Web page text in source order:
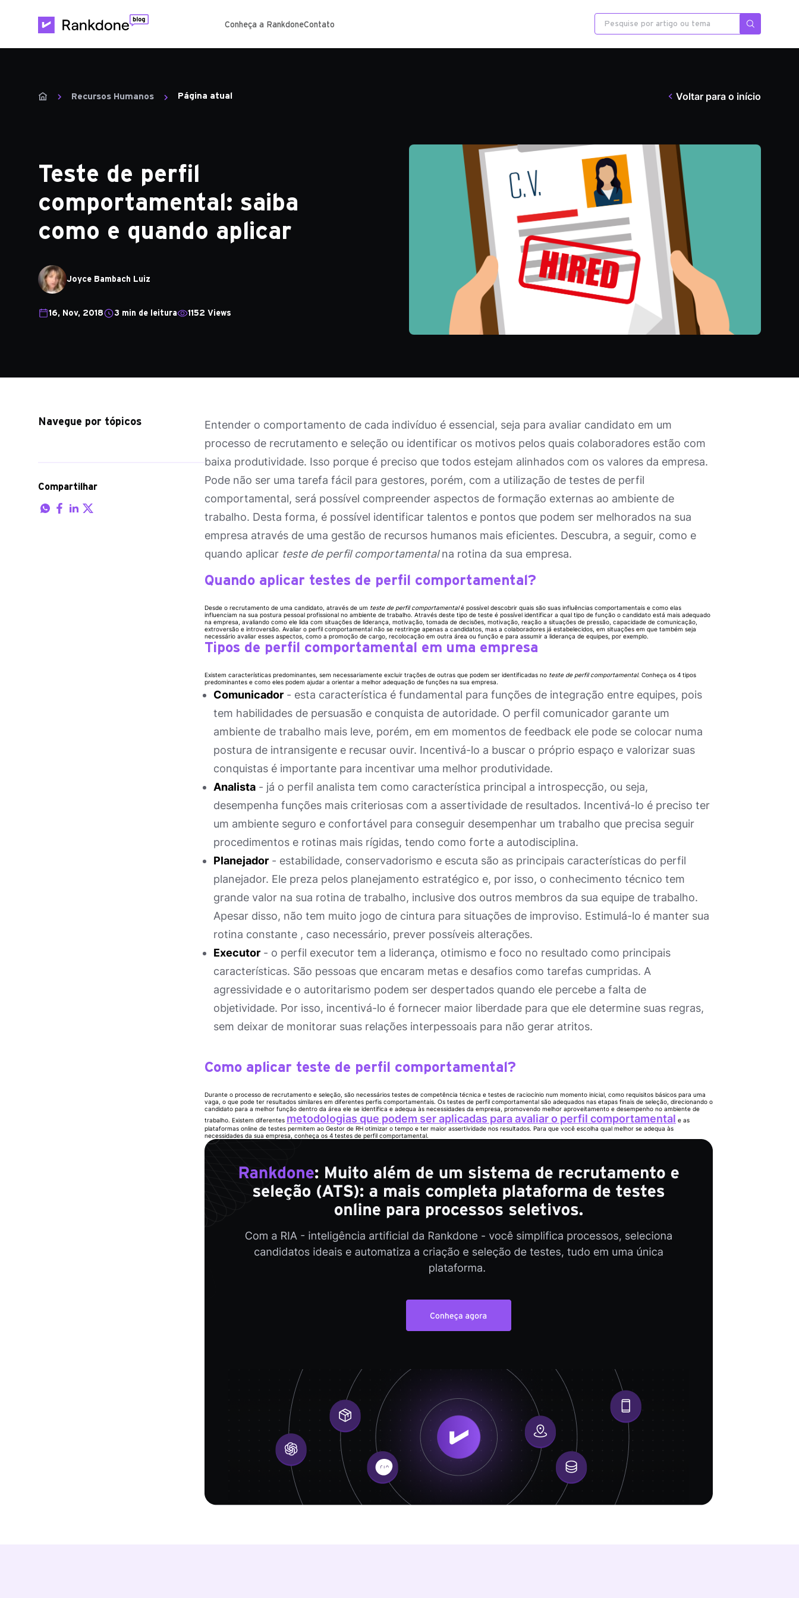
Conheça a RankdoneContato
Recursos Humanos Página atual Voltar para o início
Teste de perfil
comportamental: saiba
como e quando aplicar
Joyce Bambach Luiz
16, Nov, 2018 3 min de leitura 1152 Views
Navegue por tópicos
Compartilhar
Entender o comportamento de cada indivíduo é essencial, seja para avaliar candidato em um
processo de recrutamento e seleção ou identificar os motivos pelos quais colaboradores estão com
baixa produtividade. Isso porque é preciso que todos estejam alinhados com os valores da empresa.
Pode não ser uma tarefa fácil para gestores, porém, com a utilização de testes de perfil
comportamental, será possível compreender aspectos de formação externas ao ambiente de
trabalho. Desta forma, é possível identificar talentos e pontos que podem ser melhorados na sua
empresa através de uma gestão de recursos humanos mais eficientes. Descubra, a seguir, como e
quando aplicar teste de perfil comportamentalna rotina da sua empresa.
Quando aplicar testes de perfil comportamental?
Desde o recrutamento de uma candidato, através de um teste de perfil comportamentalé possível descobrir quais são suas influências comportamentais e como elas
influenciam na sua postura pessoal profissional no ambiente de trabalho. Através deste tipo de teste é possível identificar a qual tipo de função o candidato está mais adequado
na empresa, avaliando como ele lida com situações de liderança, motivação, tomada de decisões, motivação, reação a situações de pressão, capacidade de comunicação,
extroversão e introversão. Avaliar o perfil comportamental não se restringe apenas a candidatos, mas a colaboradores já estabelecidos, em situações em que também seja
necessário avaliar esses aspectos, como a promoção de cargo, recolocação em outra área ou função e para assumir a liderança de equipes, por exemplo.
Tipos de perfil comportamental em uma empresa
Existem características predominantes, sem necessariamente excluir trações de outras que podem ser identificadas no teste de perfil comportamental. Conheça os 4 tipos
predominantes e como eles podem ajudar a orientar a melhor adequação de funções na sua empresa.
Comunicador - esta característica é fundamental para funções de integração entre equipes, pois
tem habilidades de persuasão e conquista de autoridade. O perfil comunicador garante um
ambiente de trabalho mais leve, porém, em em momentos de feedback ele pode se colocar numa
postura de intransigente e recusar ouvir. Incentivá-lo a buscar o próprio espaço e valorizar suas
conquistas é importante para incentivar uma melhor produtividade.
Analista - já o perfil analista tem como característica principal a introspecção, ou seja,
desempenha funções mais criteriosas com a assertividade de resultados. Incentivá-lo é preciso ter
um ambiente seguro e confortável para conseguir desempenhar um trabalho que precisa seguir
procedimentos e rotinas mais rígidas, tendo como forte a autodisciplina.
Planejador - estabilidade, conservadorismo e escuta são as principais características do perfil
planejador. Ele preza pelos planejamento estratégico e, por isso, o conhecimento técnico tem
grande valor na sua rotina de trabalho, inclusive dos outros membros da sua equipe de trabalho.
Apesar disso, não tem muito jogo de cintura para situações de improviso. Estimulá-lo é manter sua
rotina constante , caso necessário, prever possíveis alterações.
Executor - o perfil executor tem a liderança, otimismo e foco no resultado como principais
características. São pessoas que encaram metas e desafios como tarefas cumpridas. A
agressividade e o autoritarismo podem ser despertados quando ele percebe a falta de
objetividade. Por isso, incentivá-lo é fornecer maior liberdade para que ele determine suas regras,
sem deixar de monitorar suas relações interpessoais para não gerar atritos.
Como aplicar teste de perfil comportamental?
Durante o processo de recrutamento e seleção, são necessários testes de competência técnica e testes de raciocínio num momento inicial, como requisitos básicos para uma
vaga, o que pode ter resultados similares em diferentes perfis comportamentais. Os testes de perfil comportamental são adequados nas etapas finais de seleção, direcionando o
candidato para a melhor função dentro da área ele se identifica e adequa às necessidades da empresa, promovendo melhor aproveitamento e desempenho no ambiente de
trabalho. Existem diferentes metodologias que podem ser aplicadas para avaliar o perfil comportamental e as
plataformas online de testes permitem ao Gestor de RH otimizar o tempo e ter maior assertividade nos resultados. Para que você escolha qual melhor se adequa às
necessidades da sua empresa, conheça os 4 testes de perfil comportamental.